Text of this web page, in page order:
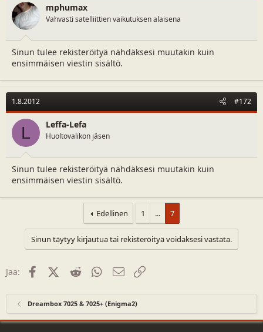
mphumax
Vahvasti satelliittien vaikutuksen alaisena
Sinun tulee rekisteröityä nähdäksesi muutakin kuin
ensimmäisen viestin sisältö.
1.8.2012 #172
L Leffa-Lefa
Huoltovalikon jäsen
Sinun tulee rekisteröityä nähdäksesi muutakin kuin
ensimmäisen viestin sisältö.
Edellinen 1 ... 7
Sinun täytyy kirjautua tai rekisteröityä voidaksesi vastata.
Jaa: FacebookX (Twitter)
Reddit WhatsAppSähköposti
Dreambox 7025 & 7025+ (Enigma2)